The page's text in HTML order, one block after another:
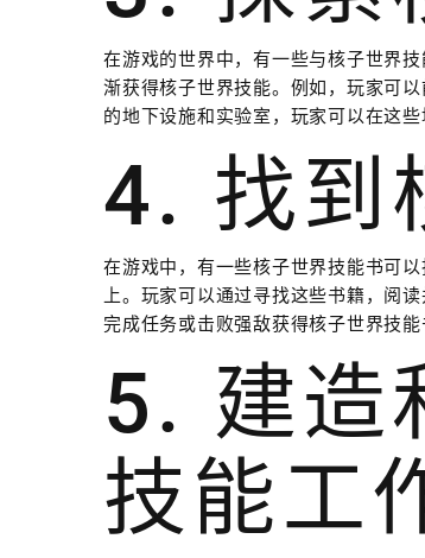
在游戏的世界中，有一些与核子世界
渐获得核子世界技能。例如，玩家可
的地下设施和实验室，玩家可以在这
4. 找到
在游戏中，有一些核子世界技能书可
上。玩家可以通过寻找这些书籍，阅
完成任务或击败强敌获得核子世界技能
5. 建造
技能工